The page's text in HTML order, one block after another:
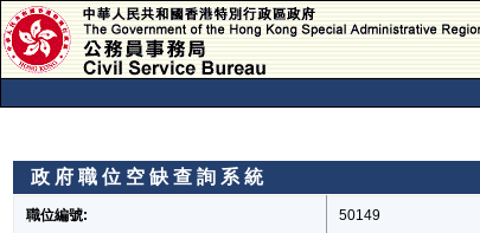
政 府 職 位 空 缺 查 詢 系 統
政 府 職 位 空 缺 查 詢 系 統
職位編號: 50149